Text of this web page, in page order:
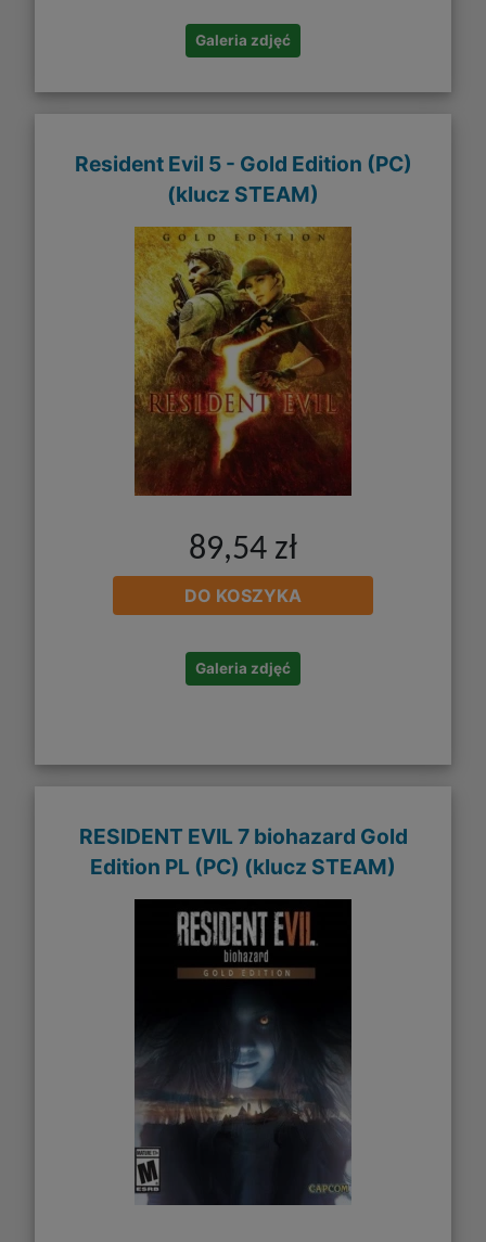
Galeria zdjęć
Resident Evil 5 - Gold Edition (PC)
(klucz STEAM)
89,54 zł
DO KOSZYKA
Galeria zdjęć
RESIDENT EVIL 7 biohazard Gold
Edition PL (PC) (klucz STEAM)